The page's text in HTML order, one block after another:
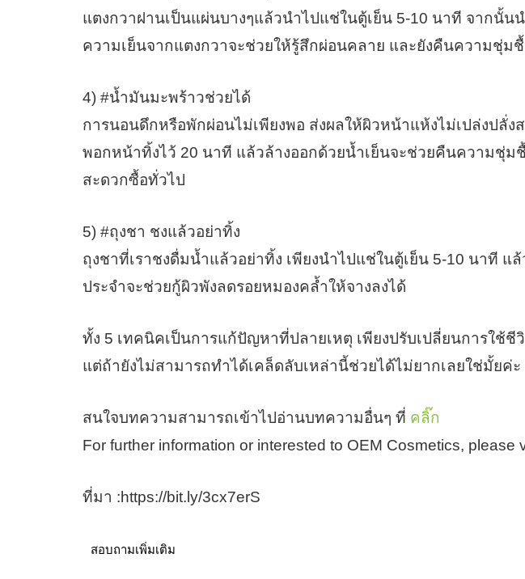
แตงกวาฝานเป็นแผ่นบางๆแล้วนำไปแช่ในตู้เย็น 5-10 นาที จากนั้
ความเย็นจากแตงกวาจะช่วยให้รู้สึกผ่อนคลาย และยังคืนความชุ่ม
4) #น้ำมันมะพร้าวช่วยได้
การนอนดึกหรือพักผ่อนไม่เพียงพอ ส่งผลให้ผิวหน้าแห้งไม่เปล่งปลั่
พอกหน้าทิ้งไว้ 20 นาที แล้วล้างออกด้วยน้ำเย็นจะช่วยคืนความชุ่
สะดวกซื้อทั่วไป
5) #ถุงชา ชงแล้วอย่าทิ้ง
ถุงชาที่เราชงดื่มน้ำแล้วอย่าทิ้ง เพียงนำไปแช่ในตู้เย็น 5-10 นาที
ประจำจะช่วยกู้ผิวพังลดรอยหมองคล้ำให้จางลงได้
ทั้ง 5 เทคนิคเป็นการแก้ปัญหาที่ปลายเหตุ เพียงปรับเปลี่ยนการใช้
แต่ถ้ายังไม่สามารถทำได้เคล็ดลับเหล่านี้ช่วยได้ไม่ยากเลยใช่มั้ยค่ะ
สนใจบทความสามารถเข้าไปอ่านบทความอื่นๆ ที่ คลิ๊ก
For further information or interested to OEM Cosmetics, please
ที่มา :https://bit.ly/3cx7erS
สอบถามเพิ่มเติม